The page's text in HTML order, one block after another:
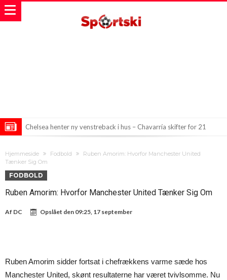
Chelsea henter ny venstreback i hus – Chavarría skifter for 21
Bayern på is med fire spillere
Hjemmeside Fodbold
Ruben Amorim: Hvorfor Manchester United
Tænker Sig Om
FODBOLD
Ruben Amorim: Hvorfor Manchester United Tænker Sig Om
Af DC Opslået den 09:25, 17 september
Ruben Amorim sidder fortsat i chefrækkens varme sæde hos
Manchester United, skønt resultaterne har været tvivlsomme. Nu